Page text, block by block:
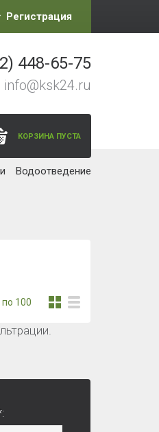
Регистрация
448-65-75
info@ksk24.ru
КОРЗИНА ПУСТА
Водоотведение
по 100